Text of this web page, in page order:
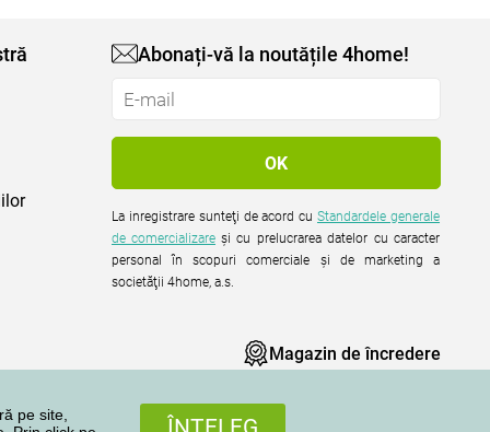
pe site,
Abonați-vă la noutățile 4home!
La inregistrare sunteţi de acord cuStandardele generale
de comercializare şi cu prelucrarea datelor cu caracter
personal în scopuri comerciale şi de marketing a
societăţii 4home, a.s.
Magazin de încredere